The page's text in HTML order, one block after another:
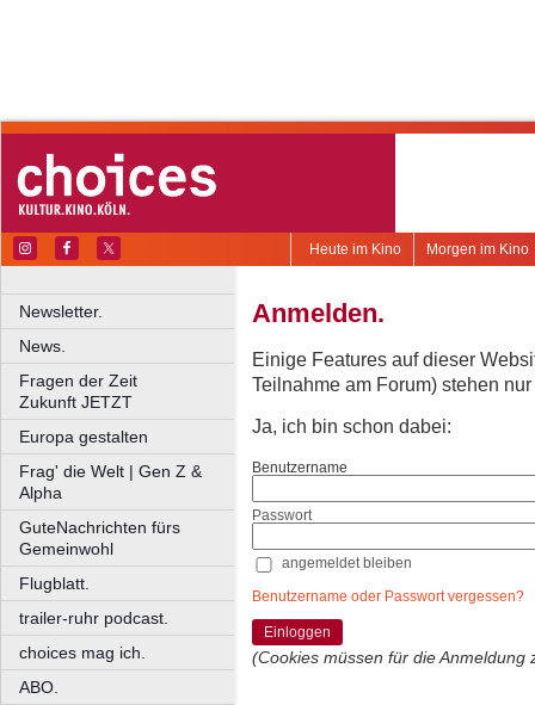
Morgen im Kino
Heute im Kino
Newsletter.
News.
Fragen der Zeit
Zukunft JETZT
Europa gestalten
Frag' die Welt | Gen Z &
Alpha
GuteNachrichten fürs
Gemeinwohl
Flugblatt.
trailer-ruhr podcast.
choices mag ich.
ABO.
Anmelden.
Einige Features auf dieser
Teilnahme am Forum) stehen
Ja, ich bin schon dabei:
Benutzername
Passwort
angemeldet bleiben
Benutzername oder Passwort vergessen?
Einloggen
(Cookies müssen für die Anmeldung